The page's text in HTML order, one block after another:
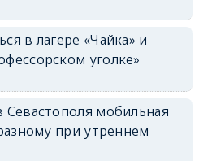
в лагере «Чайка» и
уголке»
мобильная
при утреннем